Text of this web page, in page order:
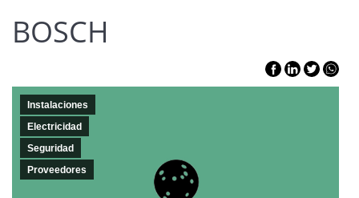
BOSCH
Instalaciones
Electricidad
Seguridad
Proveedores